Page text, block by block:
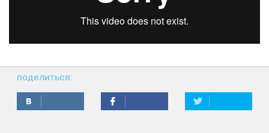
поделиться: